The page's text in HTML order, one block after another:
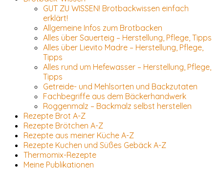
GUT ZU WISSEN! Brotbackwissen einfach
erklärt!
Allgemeine Infos zum Brotbacken
Alles über Sauerteig – Herstellung, Pflege, Tipps
Alles über Lievito Madre – Herstellung, Pflege,
Tipps
Alles rund um Hefewasser – Herstellung, Pflege,
Tipps
Getreide- und Mehlsorten und Backzutaten
Fachbegriffe aus dem Bäckerhandwerk
Roggenmalz – Backmalz selbst herstellen
Rezepte Brot A-Z
Rezepte Brötchen A-Z
Rezepte aus meiner Küche A-Z
Rezepte Kuchen und Süßes Gebäck A-Z
Thermomix-Rezepte
Meine Publikationen